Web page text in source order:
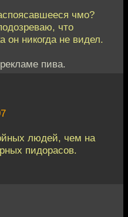
чмо?
что
он никогда не видел.
пива.
людей, чем на
пидорасов.